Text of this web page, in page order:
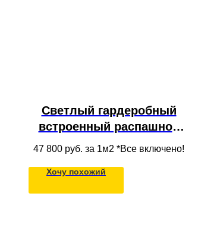
Светлый гардеробный
встроенный распашной
шкаф с полками, ящиками
47 800 руб. за 1м2 *Все включено!
Хочу похожий